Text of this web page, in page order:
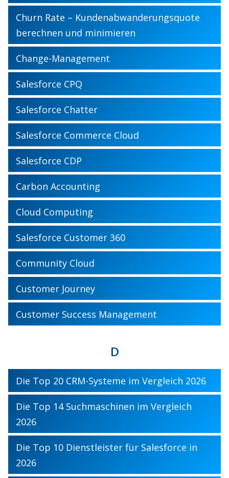
Churn Rate – Kundenabwanderungsquote
berechnen und minimieren
Change-Management
Salesforce CPQ
Salesforce Chatter
Salesforce Commerce Cloud
Salesforce CDP
Carbon Accounting
Cloud Computing
Salesforce Customer 360
Community Cloud
Customer Journey
Customer Success Management
D
Die Top 20 CRM-Systeme im Vergleich 2026
Die Top 14 Suchmaschinen im Vergleich
2026
Die Top 10 Dienstleister für Salesforce in
2026